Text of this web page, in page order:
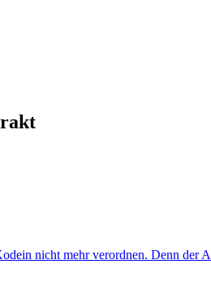
nicht mehr verordnen. Denn der